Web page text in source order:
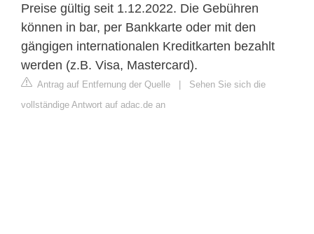
Preise gültig seit 1.12.2022. Die Gebühren
können in bar, per Bankkarte oder mit den
gängigen internationalen Kreditkarten bezahlt
werden (z.B. Visa, Mastercard).
Antrag auf Entfernung der Quelle | Sehen Sie sich die
vollständige Antwort auf adac.de an